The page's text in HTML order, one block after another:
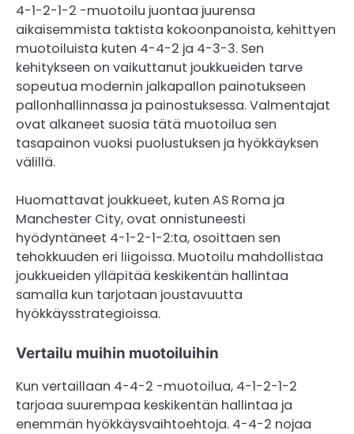
4-1-2-1-2 -muotoilu juontaa juurensa
aikaisemmista taktista kokoonpanoista, kehittyen
muotoiluista kuten 4-4-2 ja 4-3-3. Sen
kehitykseen on vaikuttanut joukkueiden tarve
sopeutua modernin jalkapallon painotukseen
pallonhallinnassa ja painostuksessa. Valmentajat
ovat alkaneet suosia tätä muotoilua sen
tasapainon vuoksi puolustuksen ja hyökkäyksen
välillä.
Huomattavat joukkueet, kuten AS Roma ja
Manchester City, ovat onnistuneesti
hyödyntäneet 4-1-2-1-2:ta, osoittaen sen
tehokkuuden eri liigoissa. Muotoilu mahdollistaa
joukkueiden ylläpitää keskikentän hallintaa
samalla kun tarjotaan joustavuutta
hyökkäysstrategioissa.
Vertailu muihin muotoiluihin
Kun vertaillaan 4-4-2 -muotoilua, 4-1-2-1-2
tarjoaa suurempaa keskikentän hallintaa ja
enemmän hyökkäysvaihtoehtoja. 4-4-2 nojaa